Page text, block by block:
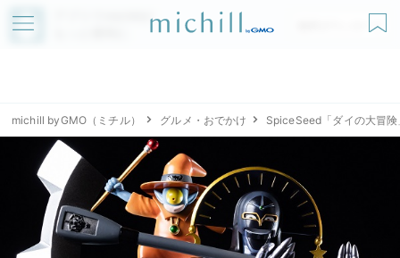
アプリでmichillが
無料ダウンロード
michill byGMO（ミチル） グルメ・おでかけ SpiceSeed「ダイの大冒